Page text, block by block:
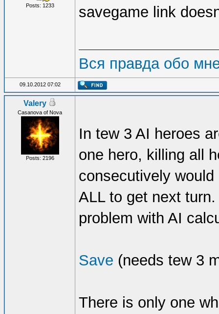
Posts: 1233
savegame link
Вся правда обо
09.10.2012 07:02
Valery
Casanova of Nova
Posts: 2196
In tew 3 AI heroes
one hero, killing all
consecutively
ALL to get next
problem with AI
Save (needs tew 3
There is only one